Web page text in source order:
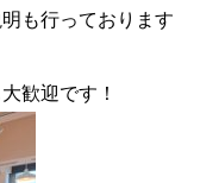
も行っております
歓迎です！